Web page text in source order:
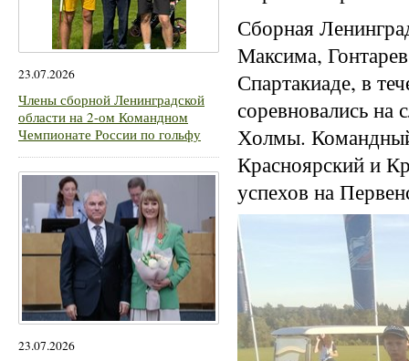
23.07.2026
Члены сборной Ленинградской
области на 2-ом Командном
Чемпионате России по гольфу
23.07.2026
Сборная
Максима,
Спартакиаде, в
соревновались
Холмы. Командный
Красноярский и
успехов на